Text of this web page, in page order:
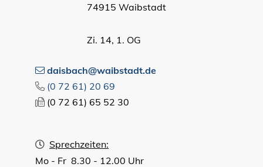
74915 Waibstadt
Zi. 14, 1. OG
daisbach@waibstadt.de
(0 72 61) 20 69
(0 72 61) 65 52 30
Sprechzeiten:
Mo - Fr 8.30 - 12.00 Uhr